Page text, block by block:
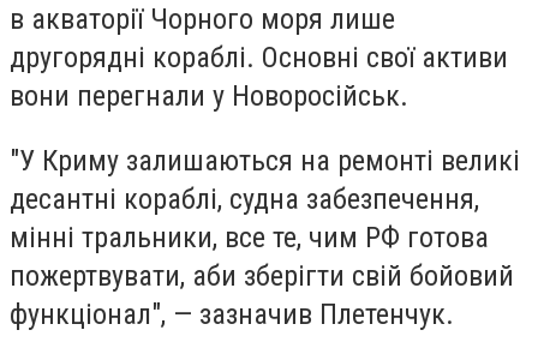
в акваторії Чорного моря лише
другорядні кораблі. Основні свої активи
вони перегнали у Новоросійськ.
"У Криму залишаються на ремонті великі
десантні кораблі, судна забезпечення,
мінні тральники, все те, чим РФ готова
пожертвувати, аби зберігти свій бойовий
функціонал", — зазначив Плетенчук.